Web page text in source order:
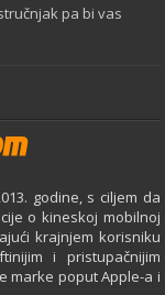
pa bi vas
godine, s ciljem da
o kineskoj mobilnoj
krajnjem korisniku
i pristupačnijim
marke poput Apple-a i